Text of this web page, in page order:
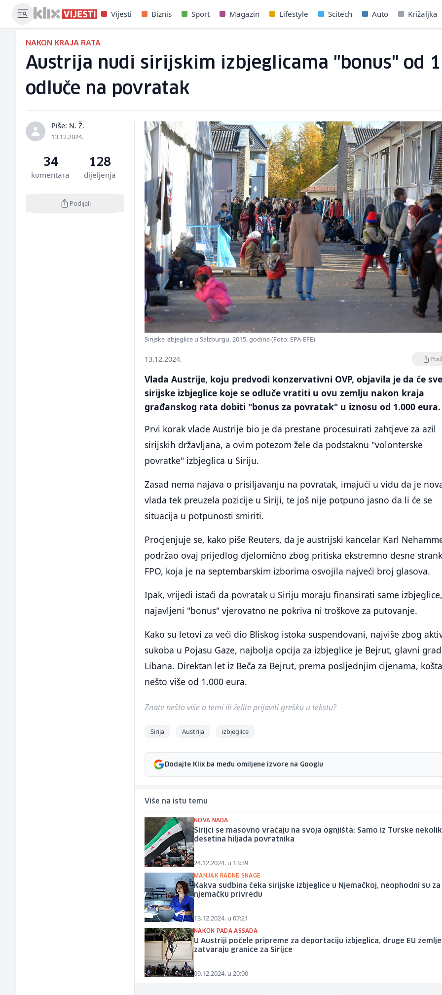
Vijesti Biznis Sport Magazin Lifestyle Scitech Auto Križaljka
NAKON KRAJA RATA
Austrija nudi sirijskim izbjeglicama "bonus" od
odluče na povratak
Piše: N. Ž.
13.12.2024.
34
komentara
128
dijeljenja
Podijeli
Sirijske izbjeglice u Salzburgu, 2015. godina (Foto: EPA-EFE)
13.12.2024.
Vlada Austrije, koju predvodi konzervativni OVP, objavila je da će
sirijske izbjeglice koje se odluče vratiti u ovu zemlju nakon kraja
građanskog rata dobiti "bonus za povratak" u iznosu od 1.000 eura.
Prvi korak vlade Austrije bio je da prestane procesuirati zahtjeve za azil
sirijskih državljana, a ovim potezom žele da podstaknu "volonterske
povratke" izbjeglica u Siriju.
Zasad nema najava o prisiljavanju na povratak, imajući u vidu da je
vlada tek preuzela pozicije u Siriji, te još nije potpuno jasno da li će se
situacija u potpunosti smiriti.
Procjenjuje se, kako piše Reuters, da je austrijski kancelar Karl
podržao ovaj prijedlog djelomično zbog pritiska ekstremno desne
FPO, koja je na septembarskim izborima osvojila najveći broj glasova.
Ipak, vrijedi istaći da povratak u Siriju moraju finansirati same
najavljeni "bonus" vjerovatno ne pokriva ni troškove za putovanje.
Kako su letovi za veći dio Bliskog istoka suspendovani, najviše zbog
sukoba u Pojasu Gaze, najbolja opcija za izbjeglice je Bejrut, glavni grad
Libana. Direktan let iz Beča za Bejrut, prema posljednjim cijenama,
nešto više od 1.000 eura.
Znate nešto više o temi ili želite prijaviti grešku u tekstu?
Sirija Austrija izbjeglice
Dodajte Klix.ba među omiljene izvore na Googlu
Više na istu temu
NOVA NADA
Sirijci se masovno vraćaju na svoja ognjišta: Samo iz Turske
desetina hiljada povratnika
24.12.2024. u 13:39
MANJAK RADNE SNAGE
Kakva sudbina čeka sirijske izbjeglice u Njemačkoj, neophodni su za
njemačku privredu
13.12.2024. u 07:21
NAKON PADA ASSADA
U Austriji počele pripreme za deportaciju izbjeglica, druge EU zemlje
zatvaraju granice za Sirijce
09.12.2024. u 20:00